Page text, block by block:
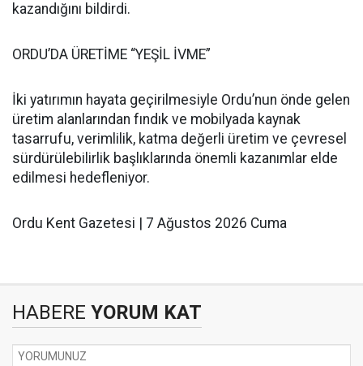
kazandığını bildirdi.
ORDU’DA ÜRETİME “YEŞİL İVME”
İki yatırımın hayata geçirilmesiyle Ordu’nun önde gelen
üretim alanlarından fındık ve mobilyada kaynak
tasarrufu, verimlilik, katma değerli üretim ve çevresel
sürdürülebilirlik başlıklarında önemli kazanımlar elde
edilmesi hedefleniyor.
Ordu Kent Gazetesi | 7 Ağustos 2026 Cuma
HABERE YORUM KAT